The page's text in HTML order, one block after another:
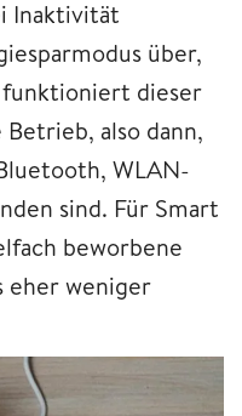
Inaktivität
über,
dieser
also dann,
WLAN-
sind. Für Smart
beworbene
eher weniger